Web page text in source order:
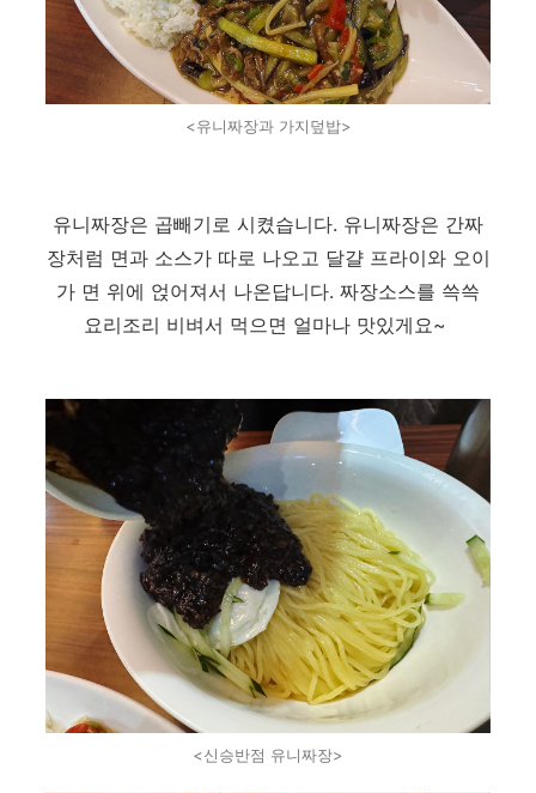
<유니짜장과 가지덮밥>
유니짜장은 곱빼기로 시켰습니다. 유니짜장은 간짜
장처럼 면과 소스가 따로 나오고 달걀 프라이와 오이
가 면 위에 얹어져서 나온답니다. 짜장소스를 쓱쓱
요리조리 비벼서 먹으면 얼마나 맛있게요~
<신승반점 유니짜장>